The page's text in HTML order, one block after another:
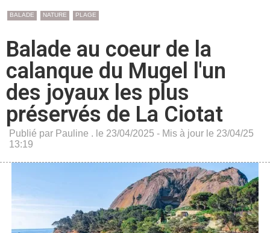
BALADE NATURE PLAGE
Balade au coeur de la
calanque du Mugel l'un
des joyaux les plus
préservés de La Ciotat
Publié par Pauline . le 23/04/2025 - Mis à jour le 23/04/25
13:19